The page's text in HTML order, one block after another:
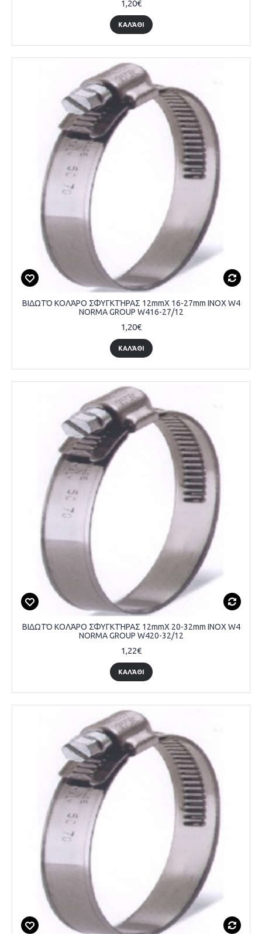
1,20€
ΚΑΛΆΘΙ
ΒΙΔΩΤΌ ΚΟΛΆΡΟ ΣΦΥΓΚΤΉΡΑΣ 12mmX 16-27mm INOX W4
NORMA GROUP W416-27/12
1,20€
ΚΑΛΆΘΙ
ΒΙΔΩΤΌ ΚΟΛΆΡΟ ΣΦΥΓΚΤΉΡΑΣ 12mmX 20-32mm INOX W4
NORMA GROUP W420-32/12
1,22€
ΚΑΛΆΘΙ